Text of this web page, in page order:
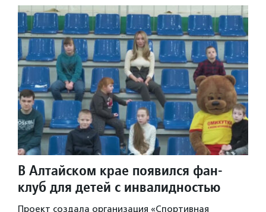
В Алтайском крае появился фан-
клуб для детей с инвалидностью
Проект создала организация «Спортивная